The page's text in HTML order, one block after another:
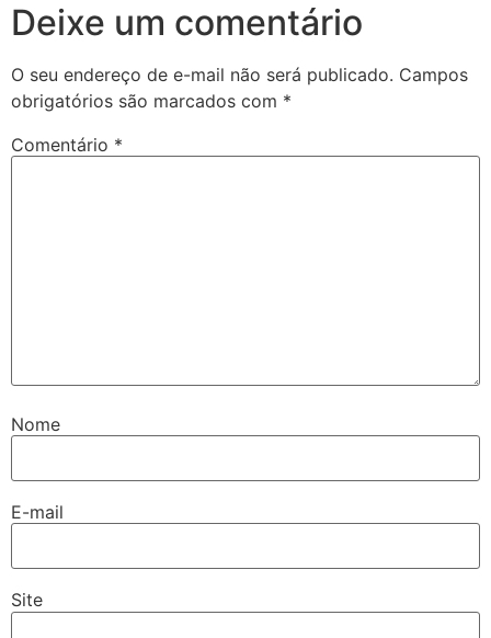
Deixe um comentário
O seu endereço de e-mail não será publicado. Campos
obrigatórios são marcados com *
Comentário *
Nome
E-mail
Site